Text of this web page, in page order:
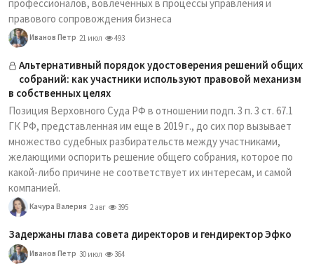
профессионалов, вовлеченных в процессы управления и
правового сопровождения бизнеса
Иванов Петр 21 июл 493
Альтернативный порядок удостоверения решений общих
собраний: как участники используют правовой механизм
в собственных целях
Позиция Верховного Суда РФ в отношении подп. 3 п. 3 ст. 67.1
ГК РФ, представленная им еще в 2019 г., до сих пор вызывает
множество судебных разбирательств между участниками,
желающими оспорить решение общего собрания, которое по
какой-либо причине не соответствует их интересам, и самой
компанией.
Качура Валерия 2 авг 395
Задержаны глава совета директоров и гендиректор Эфко
Иванов Петр 30 июл 364